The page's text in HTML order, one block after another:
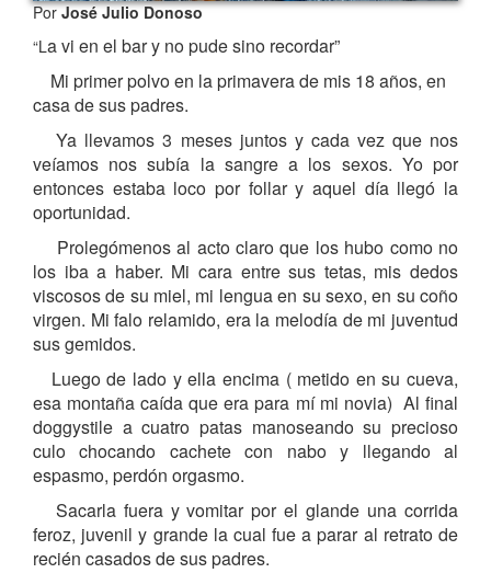
PorJosé Julio Donoso
“La vi en el bar y no pude sino recordar”
Mi primer polvo en la primavera de mis 18 años, en
casa de sus padres.
Ya llevamos 3 meses juntos y cada vez que nos
veíamos nos subía la sangre a los sexos. Yo por
entonces estaba loco por follar y aquel día llegó la
oportunidad.
Prolegómenos al acto claro que los hubo como no
los iba a haber. Mi cara entre sus tetas, mis dedos
viscosos de su miel, mi lengua en su sexo, en su coño
virgen. Mi falo relamido, era la melodía de mi juventud
sus gemidos.
Luego de lado y ella encima ( metido en su cueva,
esa montaña caída que era para mí mi novia) Al final
doggystile a cuatro patas manoseando su precioso
culo chocando cachete con nabo y llegando al
espasmo, perdón orgasmo.
Sacarla fuera y vomitar por el glande una corrida
feroz, juvenil y grande la cual fue a parar al retrato de
recién casados de sus padres.